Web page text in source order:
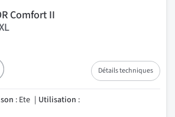
Comfort II
Détails techniques
: Ete Utilisation :